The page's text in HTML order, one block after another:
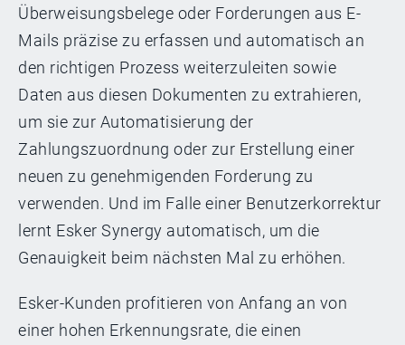
Überweisungsbelege oder Forderungen aus E-
Mails präzise zu erfassen und automatisch an
den richtigen Prozess weiterzuleiten sowie
Daten aus diesen Dokumenten zu extrahieren,
um sie zur Automatisierung der
Zahlungszuordnung oder zur Erstellung einer
neuen zu genehmigenden Forderung zu
verwenden. Und im Falle einer Benutzerkorrektur
lernt Esker Synergy automatisch, um die
Genauigkeit beim nächsten Mal zu erhöhen.
Esker-Kunden profitieren von Anfang an von
einer hohen Erkennungsrate, die einen